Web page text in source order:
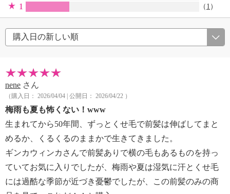
1 （ 1 ）
nene さん
（購入日： 2026/04/04 | 公開日： 2026/04/22 ）
梅雨も夏も怖くない！www
生まれてから50年間、ずっとくせ毛で前髪は伸ばしてまと
めるか、くるくるのままかで生きてきました。
ギンカウィンカさんで前髪ありで横の毛もあるものを持っ
ていてお気に入りでしたが、梅雨や夏は湿気に汗とくせ毛
には過酷な季節が近づき憂鬱でしたが、この前髪のみの商